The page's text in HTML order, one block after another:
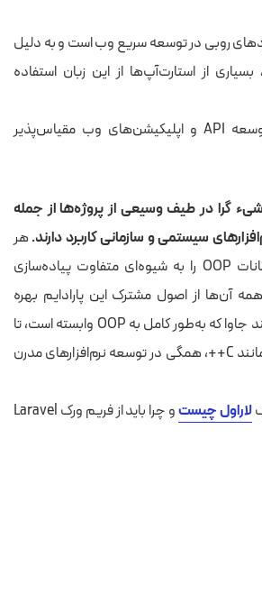
روبی در توسعه سریع وب است و به دلیل
از استارت‌آپ‌ها از این زبان استفاده
روبی همچنین در توسعه API و اپلیکیشن‌های وب مقیاس‌پذیر
گرا در طیف وسیعی از پروژه‌ها از جمله
سیستمی و سازمانی کاربرد دارند. هر
کدام از این زبان‌ها، امکانات OOP را به شیوه‌ای متفاوت پیاده‌سازی
آن‌ها از اصول مشترک این پارادایم بهره
می‌برند. از زبان‌هایی مانند جاوا که به‌طور کامل به OOP وابسته است، تا
زبان‌های چند‌پارادایمی مانند C++، همگی در توسعه نرم‌افزارهای مدرن
لاراول چیست
و چرا باید از فریم ورک Laravel